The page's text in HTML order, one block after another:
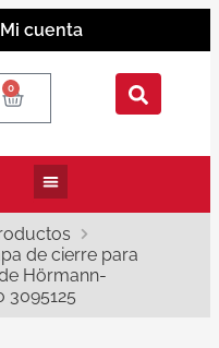
Mi cuenta
0
de cierre para
Hörmann-
3095125